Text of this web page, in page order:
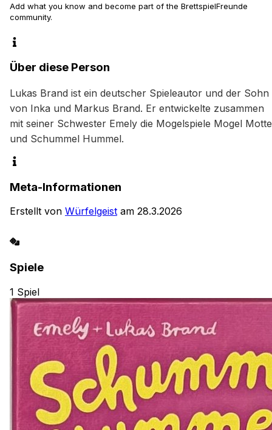
Add what you know and become part of the BrettspielFreunde
community.
Über diese Person
Lukas Brand ist ein deutscher Spieleautor und der Sohn
von Inka und Markus Brand. Er entwickelte zusammen
mit seiner Schwester Emely die Mogelspiele Mogel Motte
und Schummel Hummel.
Meta-Informationen
Erstellt von Würfelgeist am 28.3.2026
Spiele
1 Spiel